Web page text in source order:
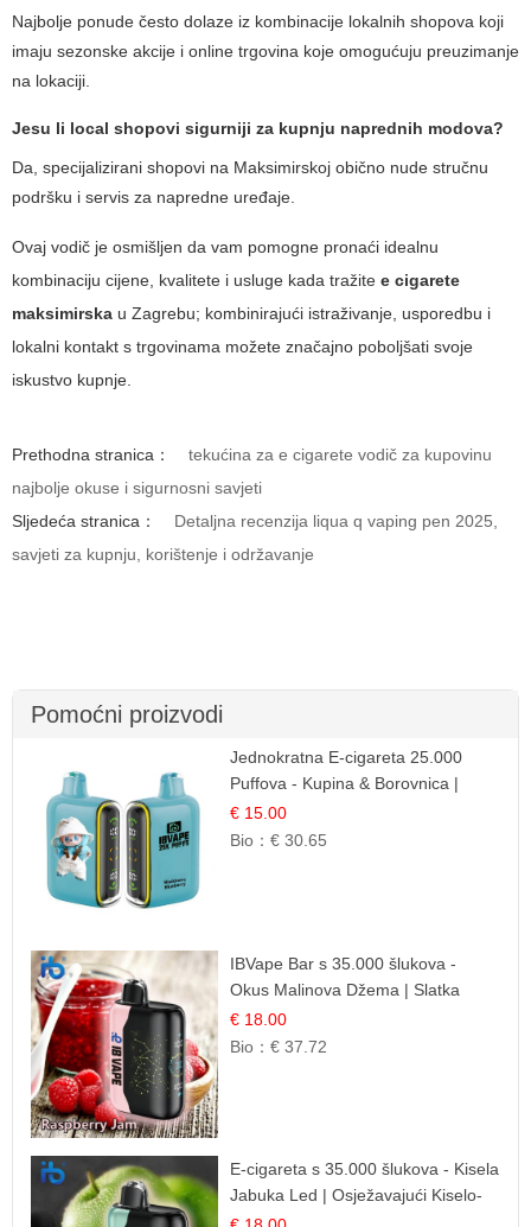
Najbolje ponude često dolaze iz kombinacije lokalnih shopova koji
imaju sezonske akcije i online trgovina koje omogućuju preuzimanje
na lokaciji.
Jesu li local shopovi sigurniji za kupnju naprednih modova?
Da, specijalizirani shopovi na Maksimirskoj obično nude stručnu
podršku i servis za napredne uređaje.
Ovaj vodič je osmišljen da vam pomogne pronaći idealnu
kombinaciju cijene, kvalitete i usluge kada tražite e cigarete
maksimirska u Zagrebu; kombinirajući istraživanje, usporedbu i
lokalni kontakt s trgovinama možete značajno poboljšati svoje
iskustvo kupnje.
Prethodna stranica：
tekućina za e cigarete vodič za kupovinu
najbolje okuse i sigurnosni savjeti
Sljedeća stranica：
Detaljna recenzija liqua q vaping pen 2025,
savjeti za kupnju, korištenje i održavanje
Pomoćni proizvodi
Jednokratna E-cigareta 25.000
Puffova - Kupina & Borovnica |
Šumska Voćna Mješavina
€ 15.00
Bio：€ 30.65
IBVape Bar s 35.000 šlukova -
Okus Malinova Džema | Slatka
Voćna Aroma
€ 18.00
Bio：€ 37.72
E-cigareta s 35.000 šlukova - Kisela
Jabuka Led | Osježavajući Kiselo-
Slatki Okus